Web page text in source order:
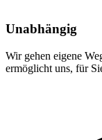
Unabhängig
Wir gehen eigene
ermöglicht uns, für